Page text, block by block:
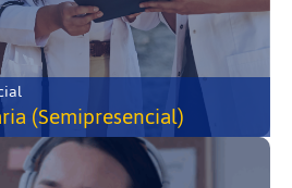
(Semipresencial)